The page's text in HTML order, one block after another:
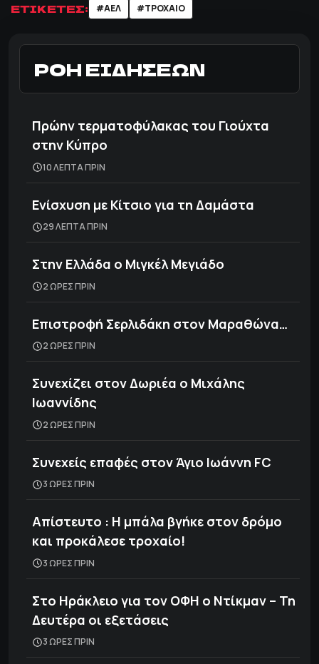
ΕΤΙΚΕΤΕΣ: #ΑΕΛ #ΤΡΟΧΑΙΟ
ΡΟΗ ΕΙΔΗΣΕΩΝ
Πρώην τερματοφύλακας του Γιούχτα
στην Κύπρο
10 ΛΕΠΤΑ ΠΡΙΝ
Ενίσχυση με Κίτσιο για τη Δαμάστα
29 ΛΕΠΤΑ ΠΡΙΝ
Στην Ελλάδα ο Μιγκέλ Μεγιάδο
2 ΩΡΕΣ ΠΡΙΝ
Επιστροφή Σερλιδάκη στον Μαραθώνα…
2 ΩΡΕΣ ΠΡΙΝ
Συνεχίζει στον Δωριέα ο Μιχάλης
Ιωαννίδης
2 ΩΡΕΣ ΠΡΙΝ
Συνεχείς επαφές στον Άγιο Ιωάννη FC
3 ΩΡΕΣ ΠΡΙΝ
Απίστευτο : Η μπάλα βγήκε στον δρόμο
και προκάλεσε τροχαίο!
3 ΩΡΕΣ ΠΡΙΝ
Στο Ηράκλειο για τον ΟΦΗ ο Ντίκμαν – Τη
Δευτέρα οι εξετάσεις
3 ΩΡΕΣ ΠΡΙΝ